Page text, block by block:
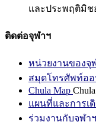
และประพฤติมิช
ติดต่อจุฬาฯ
หน่วยงานของจุ
สมุดโทรศัพท์อ
Chula Map
แผนที่และการเ
ร่วมงานกับจุฬาฯ